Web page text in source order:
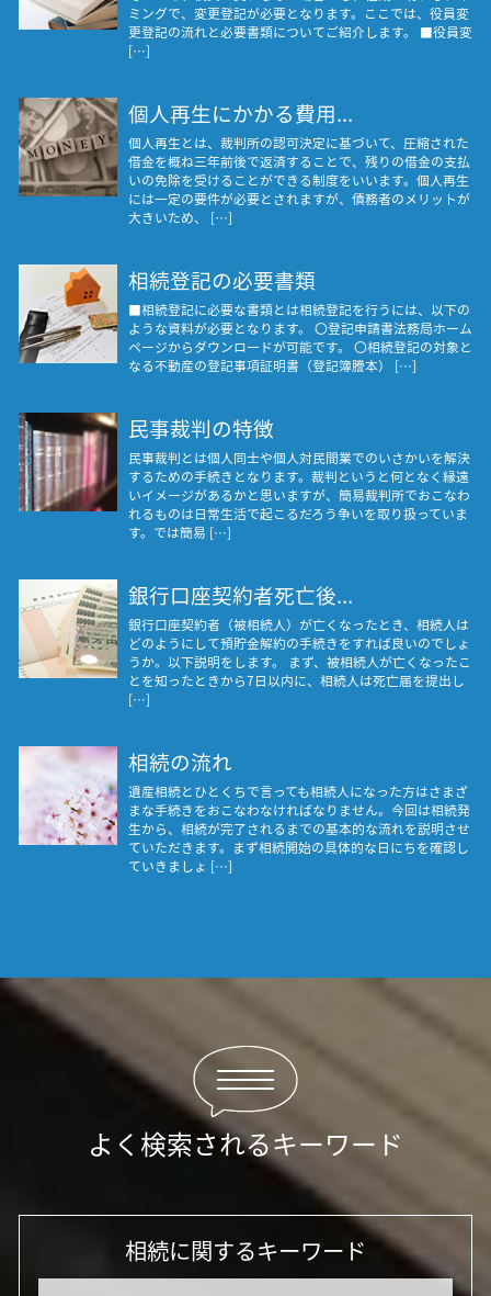
ミングで、変更登記が必要となります。ここでは、役員変
更登記の流れと必要書類についてご紹介します。 ■役員変
[…]
個人再生にかかる費用...
個人再生とは、裁判所の認可決定に基づいて、圧縮された
借金を概ね三年前後で返済することで、残りの借金の支払
いの免除を受けることができる制度をいいます。個人再生
には一定の要件が必要とされますが、債務者のメリットが
大きいため、 […]
相続登記の必要書類
■相続登記に必要な書類とは相続登記を行うには、以下の
ような資料が必要となります。 〇登記申請書法務局ホーム
ページからダウンロードが可能です。 〇相続登記の対象と
なる不動産の登記事項証明書（登記簿謄本） […]
民事裁判の特徴
民事裁判とは個人同士や個人対民間業でのいさかいを解決
するための手続きとなります。裁判というと何となく縁遠
いイメージがあるかと思いますが、簡易裁判所でおこなわ
れるものは日常生活で起こるだろう争いを取り扱っていま
す。では簡易 […]
銀行口座契約者死亡後...
銀行口座契約者（被相続人）が亡くなったとき、相続人は
どのようにして預貯金解約の手続きをすれば良いのでしょ
うか。以下説明をします。 まず、被相続人が亡くなったこ
とを知ったときから7日以内に、相続人は死亡届を提出し
[…]
相続の流れ
遺産相続とひとくちで言っても相続人になった方はさまざ
まな手続きをおこなわなければなりません。今回は相続発
生から、相続が完了されるまでの基本的な流れを説明させ
ていただきます。まず相続開始の具体的な日にちを確認し
ていきましょ […]
よく検索されるキーワード
相続に関するキーワード